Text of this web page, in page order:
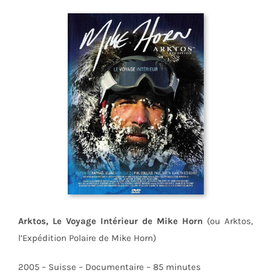
Arktos, Le Voyage Intérieur de Mike Horn (ou Arktos,
l’Expédition Polaire de Mike Horn)
2005 – Suisse – Documentaire – 85 minutes